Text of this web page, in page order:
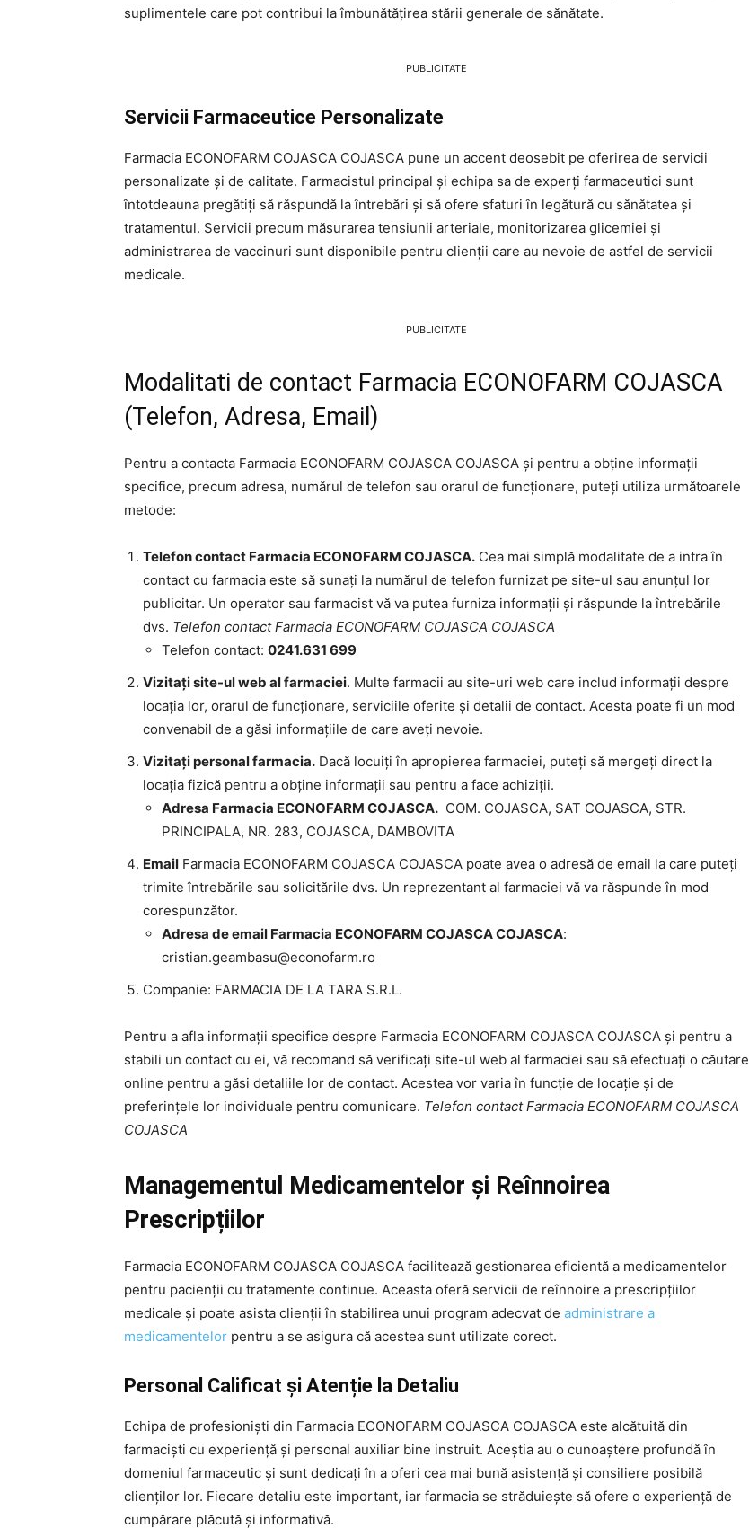
suplimentele care pot contribui la îmbunătățirea stării generale de sănătate.
PUBLICITATE
Servicii Farmaceutice Personalizate
Farmacia ECONOFARM COJASCA COJASCA pune un accent deosebit pe oferirea de servicii
personalizate și de calitate. Farmacistul principal și echipa sa de experți farmaceutici sunt
întotdeauna pregătiți să răspundă la întrebări și să ofere sfaturi în legătură cu sănătatea și
tratamentul. Servicii precum măsurarea tensiunii arteriale, monitorizarea glicemiei și
administrarea de vaccinuri sunt disponibile pentru clienții care au nevoie de astfel de servicii
medicale.
PUBLICITATE
Modalitati de contact Farmacia ECONOFARM COJASCA
(Telefon, Adresa, Email)
Pentru a contacta Farmacia ECONOFARM COJASCA COJASCA și pentru a obține informații
specifice, precum adresa, numărul de telefon sau orarul de funcționare, puteți utiliza următoarele
metode:
Telefon contact Farmacia ECONOFARM COJASCA. Cea mai simplă modalitate de a intra în
contact cu farmacia este să sunați la numărul de telefon furnizat pe site-ul sau anunțul lor
publicitar. Un operator sau farmacist vă va putea furniza informații și răspunde la întrebările
dvs. Telefon contact Farmacia ECONOFARM COJASCA COJASCA
Telefon contact: 0241.631 699
Vizitați site-ul web al farmaciei. Multe farmacii au site-uri web care includ informații despre
locația lor, orarul de funcționare, serviciile oferite și detalii de contact. Acesta poate fi un mod
convenabil de a găsi informațiile de care aveți nevoie.
Vizitați personal farmacia. Dacă locuiți în apropierea farmaciei, puteți să mergeți direct la
locația fizică pentru a obține informații sau pentru a face achiziții.
Adresa Farmacia ECONOFARM COJASCA. COM. COJASCA, SAT COJASCA, STR.
PRINCIPALA, NR. 283, COJASCA, DAMBOVITA
Email Farmacia ECONOFARM COJASCA COJASCA poate avea o adresă de email la care puteți
trimite întrebările sau solicitările dvs. Un reprezentant al farmaciei vă va răspunde în mod
corespunzător.
Adresa de email Farmacia ECONOFARM COJASCA COJASCA:
cristian.geambasu@econofarm.ro
Companie: FARMACIA DE LA TARA S.R.L.
Pentru a afla informații specifice despre Farmacia ECONOFARM COJASCA COJASCA și pentru a
stabili un contact cu ei, vă recomand să verificați site-ul web al farmaciei sau să efectuați o căutare
online pentru a găsi detaliile lor de contact. Acestea vor varia în funcție de locație și de
preferințele lor individuale pentru comunicare. Telefon contact Farmacia ECONOFARM COJASCA
COJASCA
Managementul Medicamentelor și Reînnoirea
Prescripțiilor
Farmacia ECONOFARM COJASCA COJASCA facilitează gestionarea eficientă a medicamentelor
pentru pacienții cu tratamente continue. Aceasta oferă servicii de reînnoire a prescripțiilor
medicale și poate asista clienții în stabilirea unui program adecvat de administrare a
medicamentelor pentru a se asigura că acestea sunt utilizate corect.
Personal Calificat și Atenție la Detaliu
Echipa de profesioniști din Farmacia ECONOFARM COJASCA COJASCA este alcătuită din
farmaciști cu experiență și personal auxiliar bine instruit. Aceștia au o cunoaștere profundă în
domeniul farmaceutic și sunt dedicați în a oferi cea mai bună asistență și consiliere posibilă
clienților lor. Fiecare detaliu este important, iar farmacia se străduiește să ofere o experiență de
cumpărare plăcută și informativă.